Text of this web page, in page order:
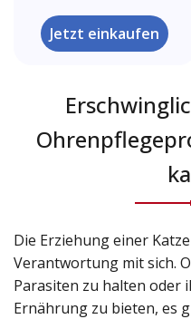
Jetzt einkaufen
Die Erziehung einer
Verantwortung mit sich.
Parasiten zu halten oder
Ernährung zu bieten, es